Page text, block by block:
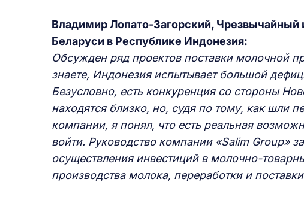
Владимир Лопато-Загорский,
Беларуси в Республике Индонезия:
Обсужден ряд проектов поставки молочной
знаете, Индонезия испытывает большой
Безусловно, есть конкуренция со стороны
находятся близко, но, судя по тому, как шли
компании, я понял, что есть реальная
войти. Руководство компании «Salim Group»
осуществления инвестиций в молочно-
производства молока, переработки и